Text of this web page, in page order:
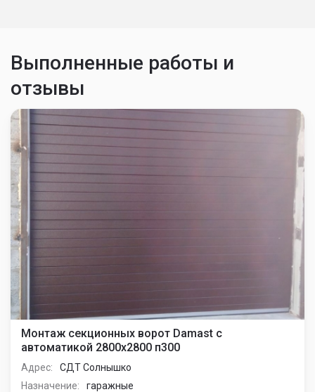
Выполненные работы и
отзывы
Монтаж секционных ворот Damast с
автоматикой 2800х2800 п300
Адрес:
СДТ Солнышко
Назначение:
гаражные